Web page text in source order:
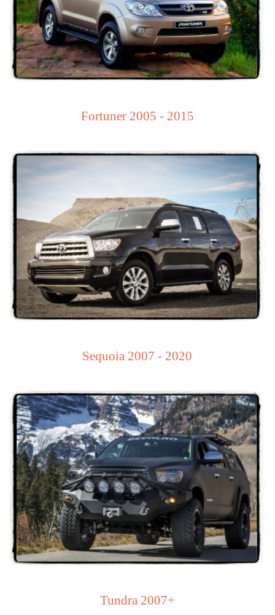
Fortuner 2005 - 2015
Sequoia 2007 - 2020
Tundra 2007+